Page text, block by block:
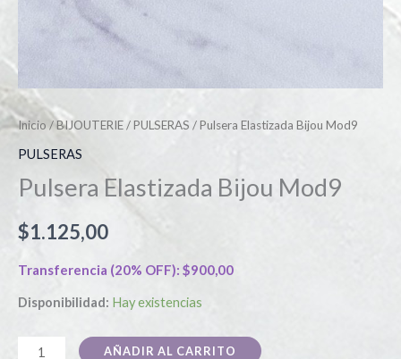
Inicio /BIJOUTERIE/PULSERAS / Pulsera Elastizada Bijou Mod9
PULSERAS
Pulsera Elastizada Bijou Mod9
$1.125,00
Transferencia (20% OFF): $900,00
Disponibilidad: Hay existencias
AÑADIR AL CARRITO